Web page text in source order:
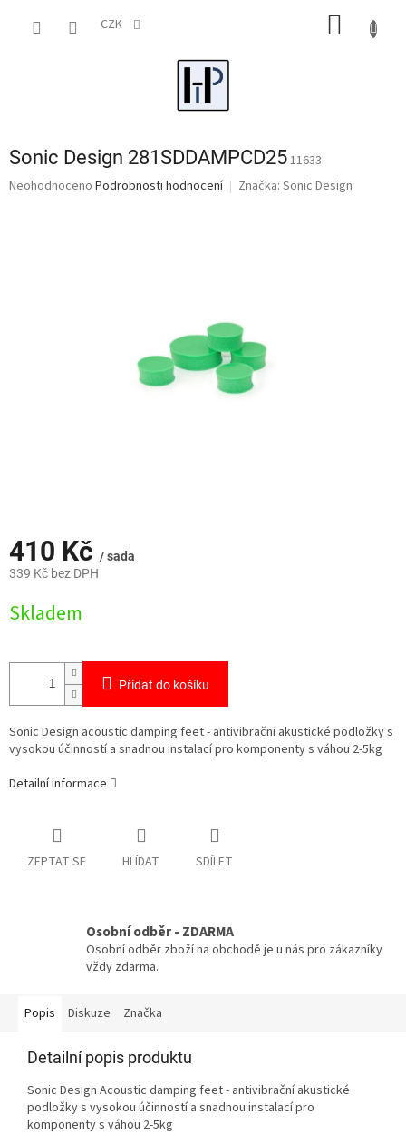
CZK
Sonic Design 281SDDAMPCD2511633
Průměrné
Neohodnoceno Podrobnosti hodnocení Značka: Sonic Design
410 Kč / sada
339 Kč bez DPH
cena:
Skladem
Přidat do košíku
Sonic Design acoustic damping feet - antivibrační akustické podložky s
vysokou účinností a snadnou instalací pro komponenty s váhou 2-5kg
Detailní informace
ZEPTAT SE HLÍDAT SDÍLET
Osobní odběr - ZDARMA
Osobní odběr zboží na obchodě je u nás pro zákazníky
vždy zdarma.
Popis Diskuze Značka
Detailní popis produktu
Sonic Design Acoustic damping feet - antivibrační akustické
podložky s vysokou účinností a snadnou instalací pro
komponenty s váhou 2-5kg